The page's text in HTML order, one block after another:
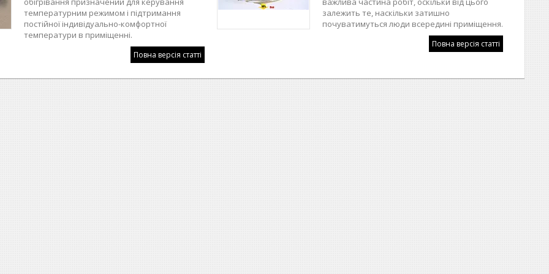
температурним режимом і підтримання
постійної індивідуально-комфортної
температури в приміщенні.
Повна версія статті
залежить те, наскільки затишно
почуватимуться люди всередині приміщення.
Повна версія статті